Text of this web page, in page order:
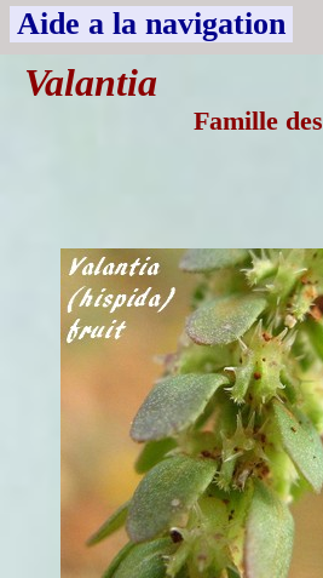
Aide a la navigation
Valantia
Famille des